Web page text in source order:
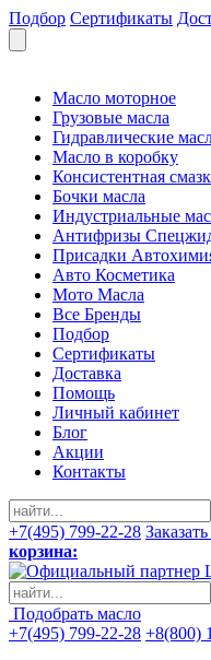
Подбор Сертификаты
Масло моторное
Грузовые масла
Гидравлические
Масло в коробку
Консистентная
Бочки масла
Индустриальные
Антифризы
Присадки
Авто Косметика
Мото Масла
Все Бренды
Подбор
Сертификаты
Доставка
Помощь
Личный кабинет
Блог
Акции
Контакты
+7(495) 799-22-28
корзина:
Подобрать масло
+7(495) 799-22-28 +8(800)